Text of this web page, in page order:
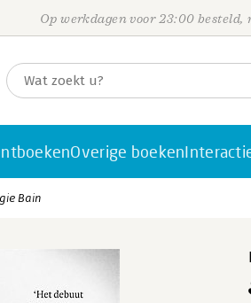
Op werkdagen voor 23:00 besteld,
Overige boeken
Bain